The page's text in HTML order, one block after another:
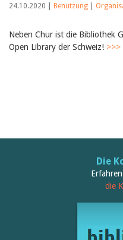
24.10.2020 | Benutzung
Neben Chur ist die Bibliothek
Open Library der Schweiz! >>>
Die
die